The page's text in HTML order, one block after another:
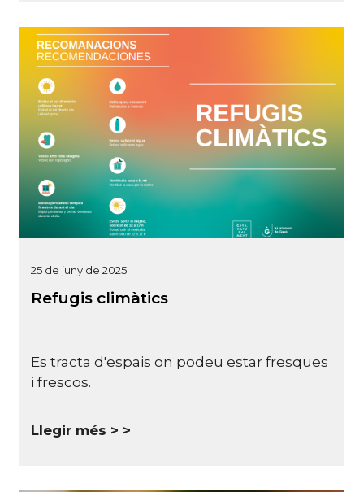
25 de juny de 2025
Refugis climàtics
Es tracta d'espais on podeu estar fresques
i frescos.
Llegir més >